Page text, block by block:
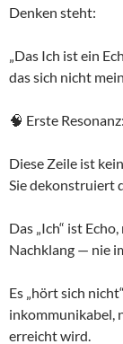
Denken steht:
„Das Ich ist ein
das sich nicht
🧠 Erste
Diese Zeile ist
Sie dekonstruiert
Das „Ich“ ist
Nachklang — nie
Es „hört sich
inkommunikabel,
erreicht wird.